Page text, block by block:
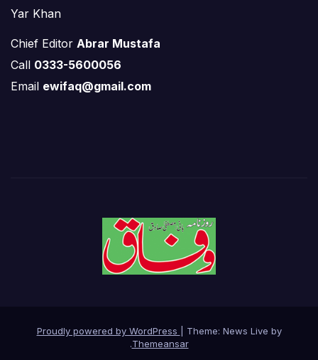
Yar Khan
Chief Editor Abrar Mustafa
Call 0333-5600056
Email ewifaq@gmail.com
Proudly powered by WordPress
Theme: News Live by
Themeansar
.